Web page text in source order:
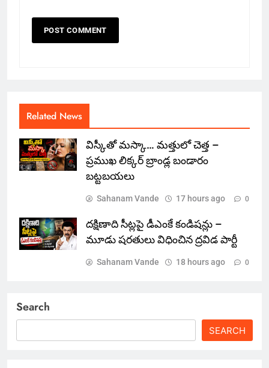
Related News
విస్కీతో మస్కా… మత్తులో చెత్త –
ప్రముఖ లిక్కర్ బ్రాండ్ల బండారం
బట్టబయలు
Sahanam Vande 17 hours ago 0
దక్షిణాది సీట్లపై డీఎంకే కండిషన్లు –
మూడు షరతులు విధించిన ద్రవిడ పార్టీ
Sahanam Vande 18 hours ago 0
Search
SEARCH